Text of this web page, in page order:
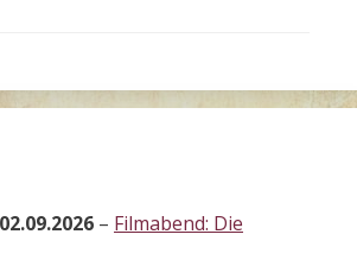
02.09.2026 – Filmabend: Die